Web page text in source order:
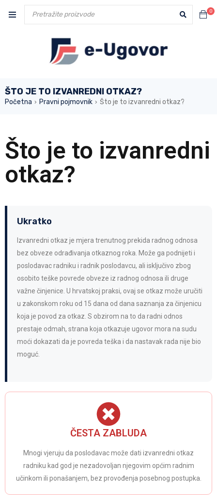
0
ŠTO JE TO IZVANREDNI OTKAZ?
Početna › Pravni pojmovnik › Što je to izvanredni otkaz?
Što je to izvanredni
otkaz?
Ukratko
Izvanredni otkaz je mjera trenutnog prekida radnog odnosa
bez obveze odrađivanja otkaznog roka. Može ga podnijeti i
poslodavac radniku i radnik poslodavcu, ali isključivo zbog
osobito teške povrede obveze iz radnog odnosa ili druge
važne činjenice. U hrvatskoj praksi, ovaj se otkaz može uručiti
u zakonskom roku od 15 dana od dana saznanja za činjenicu
koja je povod za otkaz. S obzirom na to da radni odnos
prestaje odmah, strana koja otkazuje ugovor mora na sudu
moći dokazati da je povreda teška i da nastavak rada nije bio
moguć.
ČESTA ZABLUDA
Mnogi vjeruju da poslodavac može dati izvanredni otkaz
radniku kad god je nezadovoljan njegovim općim radnim
učinkom ili ponašanjem, bez provođenja posebnog postupka.